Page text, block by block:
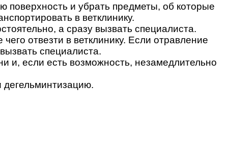
поверхность и убрать предметы, об которые
в ветклинику.
а сразу вызвать специалиста.
отвезти в ветклинику. Если отравление
специалиста.
и, если есть возможность, незамедлительно
дегельминтизацию.